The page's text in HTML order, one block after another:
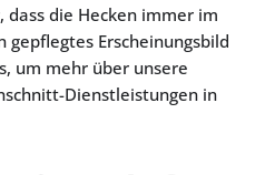
dass die Hecken immer im
gepflegtes Erscheinungsbild
um mehr über unsere
Dienstleistungen in